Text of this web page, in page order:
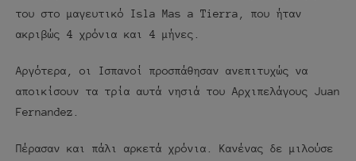
του στο μαγευτικό Isla Mas a Tierra, που ήταν
ακριβώς 4 χρόνια και 4 μήνες.
Αργότερα, οι Ισπανοί προσπάθησαν ανεπιτυχώς να
αποικίσουν τα τρία αυτά νησιά του Αρχιπελάγους Juan
Fernandez.
Πέρασαν και πάλι αρκετά χρόνια. Κανένας δε μιλούσε